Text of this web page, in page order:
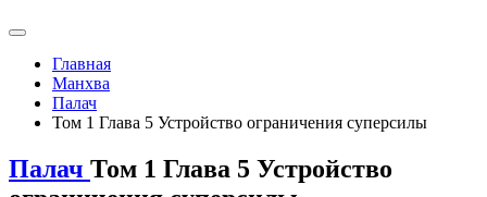
Главная
Манхва
Палач
Том 1 Глава 5 Устройство ограничения суперсилы
Палач Том 1 Глава 5 Устройство